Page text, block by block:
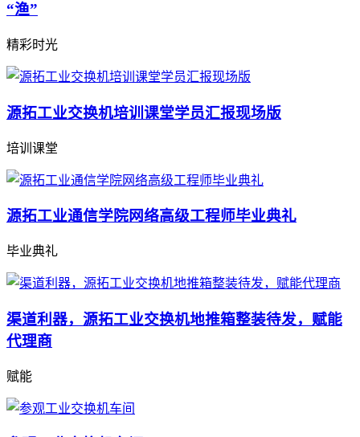
“渔”
精彩时光
源拓工业交换机培训课堂学员汇报现场版
培训课堂
源拓工业通信学院网络高级工程师毕业典礼
毕业典礼
渠道利器，源拓工业交换机地推箱整装待发，赋能
代理商
赋能